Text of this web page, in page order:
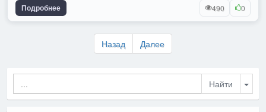
Подробнее 490 0
Назад Далее